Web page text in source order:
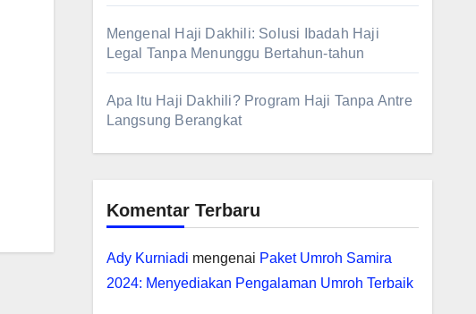
Mengenal Haji Dakhili: Solusi Ibadah Haji
Legal Tanpa Menunggu Bertahun-tahun
Apa Itu Haji Dakhili? Program Haji Tanpa Antre
Langsung Berangkat
Komentar Terbaru
Ady Kurniadi mengenai Paket Umroh Samira
2024: Menyediakan Pengalaman Umroh Terbaik